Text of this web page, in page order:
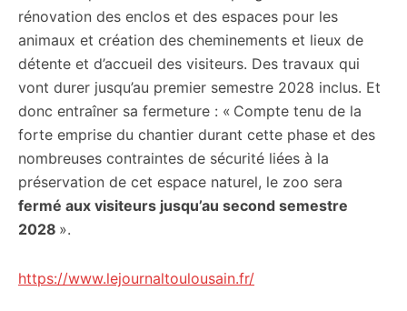
rénovation des enclos et des espaces pour les
animaux et création des cheminements et lieux de
détente et d’accueil des visiteurs. Des travaux qui
vont durer jusqu’au premier semestre 2028 inclus. Et
donc entraîner sa fermeture : « Compte tenu de la
forte emprise du chantier durant cette phase et des
nombreuses contraintes de sécurité liées à la
préservation de cet espace naturel, le zoo sera
fermé aux visiteurs jusqu’au second semestre
2028 ».
https://www.lejournaltoulousain.fr/